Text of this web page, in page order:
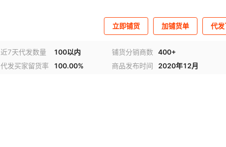
立即铺货 加铺货单 代
近7天代发数量 100以内 铺货分销商数 400+
代发买家留货率 100.00% 商品发布时间 2020年12月